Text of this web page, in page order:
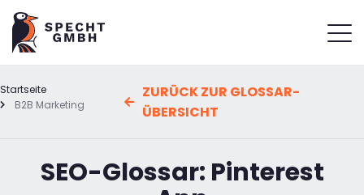
Startseite
B2B Marketing
ZURÜCK ZUR GLOSSAR-
ÜBERSICHT
SEO-Glossar: Pinterest